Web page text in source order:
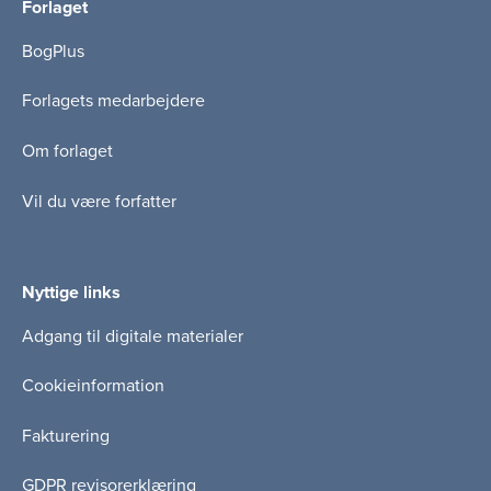
Forlaget
BogPlus
Forlagets medarbejdere
Om forlaget
Vil du være forfatter
Nyttige links
Adgang til digitale materialer
Cookieinformation
Fakturering
GDPR revisorerklæring